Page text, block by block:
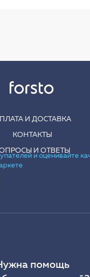
И ДОСТАВКА
КОНТАКТЫ
И ОТВЕТЫ
помощь